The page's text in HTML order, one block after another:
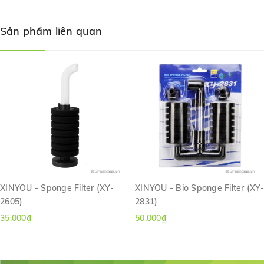
Sản phẩm liên quan
XINYOU - Sponge Filter (XY-
2605)
35.000₫
XINYOU - Bio Sponge Filter (XY-
2831)
50.000₫